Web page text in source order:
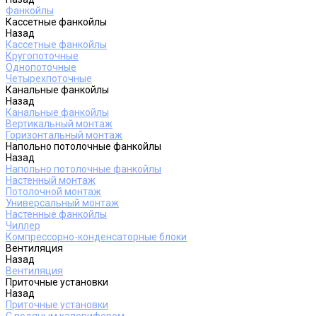
Фанкойлы
Кассетные фанкойлы
Назад
Кассетные фанкойлы
Кругопоточные
Однопоточные
Четырехпоточные
Канальные фанкойлы
Назад
Канальные фанкойлы
Вертикальный монтаж
Горизонтальный монтаж
Напольно потолочные фанкойлы
Назад
Напольно потолочные фанкойлы
Настенный монтаж
Потолочной монтаж
Универсальный монтаж
Настенные фанкойлы
Чиллер
Компрессорно-конденсаторные блоки
Вентиляция
Назад
Вентиляция
Приточные установки
Назад
Приточные установки